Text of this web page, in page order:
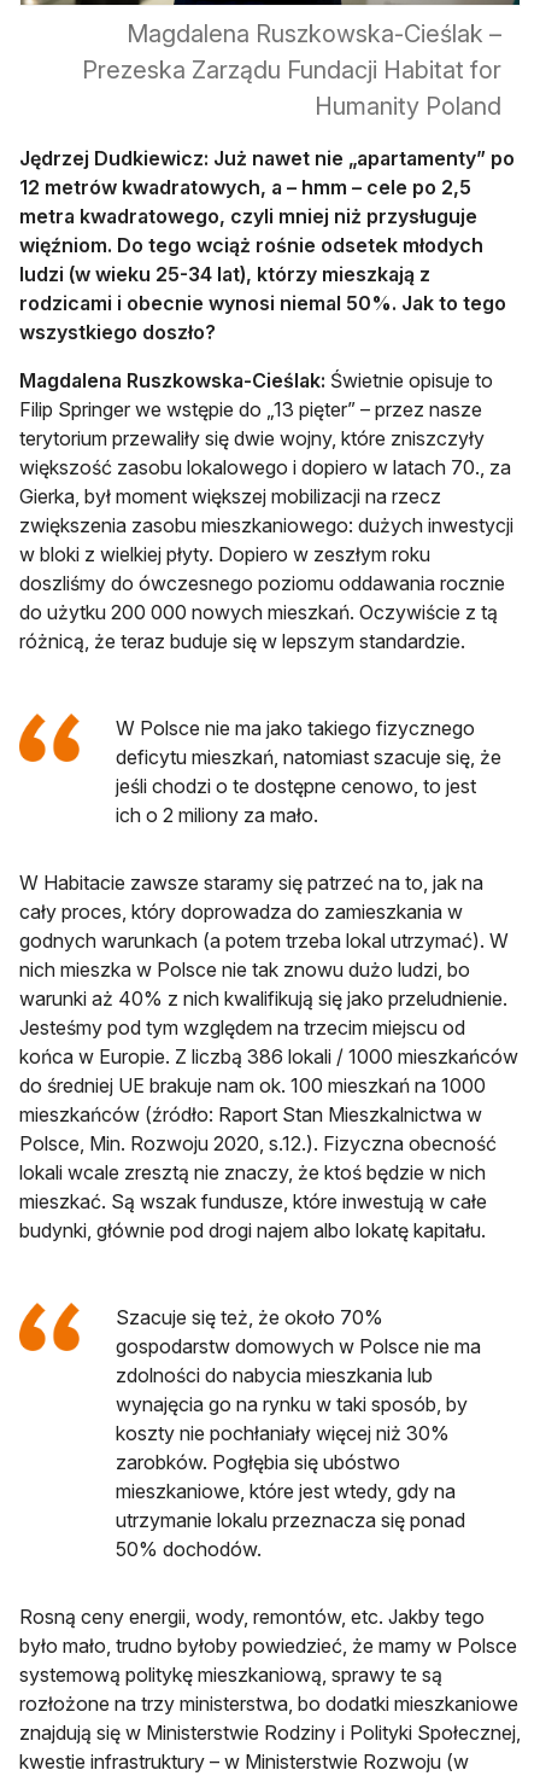
Magdalena Ruszkowska-Cieślak –
Prezeska Zarządu Fundacji Habitat for
Humanity Poland
Jędrzej Dudkiewicz: Już nawet nie „apartamenty” po
12 metrów kwadratowych, a – hmm – cele po 2,5
metra kwadratowego, czyli mniej niż przysługuje
więźniom. Do tego wciąż rośnie odsetek młodych
ludzi (w wieku 25-34 lat), którzy mieszkają z
rodzicami i obecnie wynosi niemal 50%. Jak to tego
wszystkiego doszło?
Magdalena Ruszkowska-Cieślak: Świetnie opisuje to
Filip Springer we wstępie do „13 pięter” – przez nasze
terytorium przewaliły się dwie wojny, które zniszczyły
większość zasobu lokalowego i dopiero w latach 70., za
Gierka, był moment większej mobilizacji na rzecz
zwiększenia zasobu mieszkaniowego: dużych inwestycji
w bloki z wielkiej płyty. Dopiero w zeszłym roku
doszliśmy do ówczesnego poziomu oddawania rocznie
do użytku 200 000 nowych mieszkań. Oczywiście z tą
różnicą, że teraz buduje się w lepszym standardzie.
W Polsce nie ma jako takiego fizycznego
deficytu mieszkań, natomiast szacuje się, że
jeśli chodzi o te dostępne cenowo, to jest
ich o 2 miliony za mało.
W Habitacie zawsze staramy się patrzeć na to, jak na
cały proces, który doprowadza do zamieszkania w
godnych warunkach (a potem trzeba lokal utrzymać). W
nich mieszka w Polsce nie tak znowu dużo ludzi, bo
warunki aż 40% z nich kwalifikują się jako przeludnienie.
Jesteśmy pod tym względem na trzecim miejscu od
końca w Europie. Z liczbą 386 lokali / 1000 mieszkańców
do średniej UE brakuje nam ok. 100 mieszkań na 1000
mieszkańców (źródło: Raport Stan Mieszkalnictwa w
Polsce, Min. Rozwoju 2020, s.12.). Fizyczna obecność
lokali wcale zresztą nie znaczy, że ktoś będzie w nich
mieszkać. Są wszak fundusze, które inwestują w całe
budynki, głównie pod drogi najem albo lokatę kapitału.
Szacuje się też, że około 70%
gospodarstw domowych w Polsce nie ma
zdolności do nabycia mieszkania lub
wynajęcia go na rynku w taki sposób, by
koszty nie pochłaniały więcej niż 30%
zarobków. Pogłębia się ubóstwo
mieszkaniowe, które jest wtedy, gdy na
utrzymanie lokalu przeznacza się ponad
50% dochodów.
Rosną ceny energii, wody, remontów, etc. Jakby tego
było mało, trudno byłoby powiedzieć, że mamy w Polsce
systemową politykę mieszkaniową, sprawy te są
rozłożone na trzy ministerstwa, bo dodatki mieszkaniowe
znajdują się w Ministerstwie Rodziny i Polityki Społecznej,
kwestie infrastruktury – w Ministerstwie Rozwoju (w